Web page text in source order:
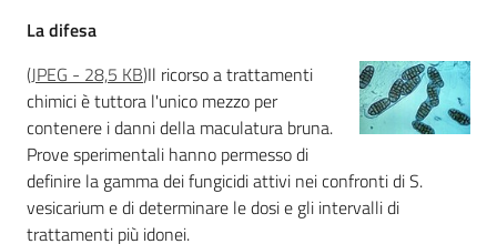
La difesa
(JPEG - 28,5 KB)Il ricorso a trattamenti
chimici è tuttora l'unico mezzo per
contenere i danni della maculatura bruna.
Prove sperimentali hanno permesso di
definire la gamma dei fungicidi attivi nei confronti di S.
vesicarium e di determinare le dosi e gli intervalli di
trattamenti più idonei.